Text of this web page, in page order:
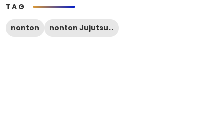
TAG
nonton nonton Jujutsu Kaisen season 2 episode 9